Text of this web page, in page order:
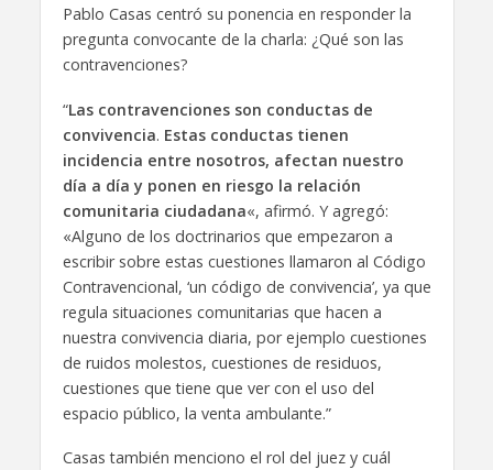
Pablo Casas centró su ponencia en responder la
pregunta convocante de la charla: ¿Qué son las
contravenciones?
“Las contravenciones son conductas de
convivencia. Estas conductas tienen
incidencia entre nosotros, afectan nuestro
día a día y ponen en riesgo la relación
comunitaria ciudadana«, afirmó. Y agregó:
«Alguno de los doctrinarios que empezaron a
escribir sobre estas cuestiones llamaron al Código
Contravencional, ‘un código de convivencia’, ya que
regula situaciones comunitarias que hacen a
nuestra convivencia diaria, por ejemplo cuestiones
de ruidos molestos, cuestiones de residuos,
cuestiones que tiene que ver con el uso del
espacio público, la venta ambulante.”
Casas también menciono el rol del juez y cuál